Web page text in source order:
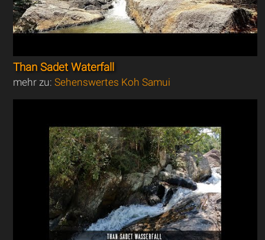
Than Sadet Waterfall
mehr zu:Sehenswertes Koh Samui